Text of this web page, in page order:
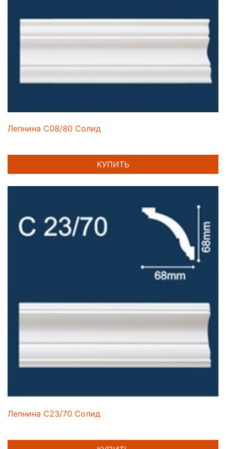
Лепнина C08/80 Солид
КУПИТЬ
Лепнина C23/70 Солид